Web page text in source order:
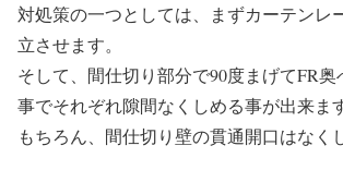
対処策の一つとしては、まずカーテンレ
立させます。
そして、間仕切り部分で90度まげてFR奥
事でそれぞれ隙間なくしめる事が出来ます
もちろん、間仕切り壁の貫通開口はなく